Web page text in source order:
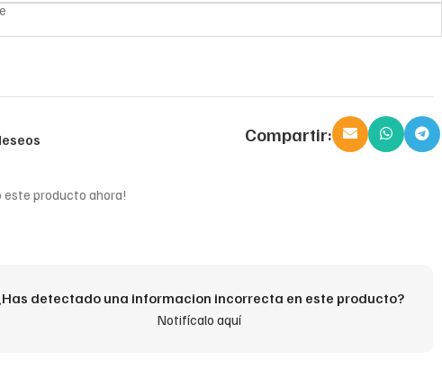
Compartir:
este producto ahora!
detectado una informacion incorrecta en este producto?
Notifícalo aquí